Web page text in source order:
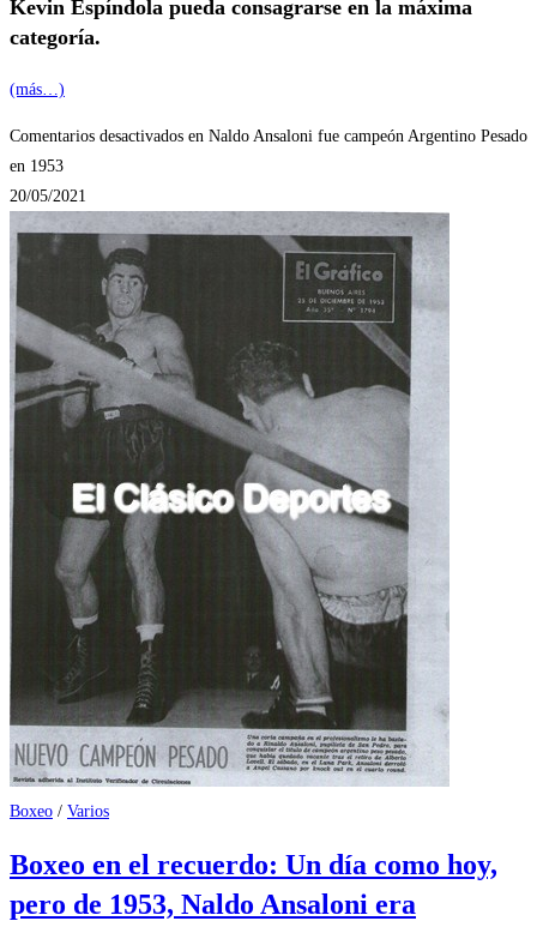
Kevin Espíndola pueda consagrarse en la máxima
categoría.
(más…)
Comentarios desactivados en Naldo Ansaloni fue campeón Argentino Pesado
en 1953
20/05/2021
Boxeo / Varios
Boxeo en el recuerdo: Un día como hoy,
pero de 1953, Naldo Ansaloni era